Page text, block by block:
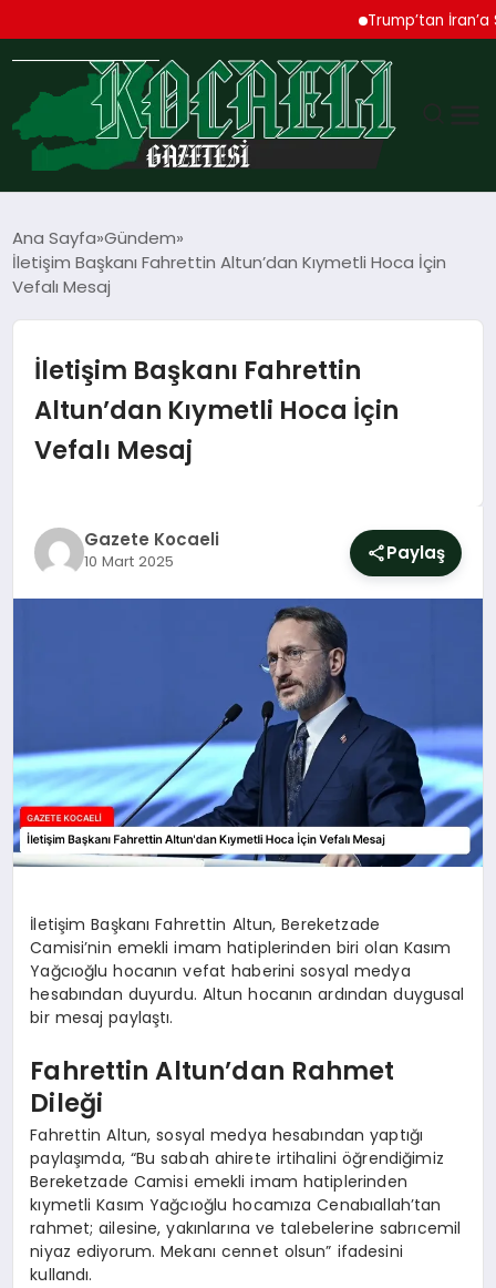
Trump’tan İran’a Sert
TEKNOLOJI
MAGAZIN
YAŞAM
Ana Sayfa Gündem
İletişim Başkanı Fahrettin Altun’dan Kıymetli Hoca İçin
Vefalı Mesaj
İletişim Başkanı Fahrettin
Altun’dan Kıymetli Hoca İçin
Vefalı Mesaj
Gazete Kocaeli
10 Mart 2025 Paylaş
İletişim Başkanı Fahrettin Altun, Bereketzade
Camisi’nin emekli imam hatiplerinden biri olan Kasım
Yağcıoğlu hocanın vefat haberini sosyal medya
hesabından duyurdu. Altun hocanın ardından duygusal
bir mesaj paylaştı.
Fahrettin Altun’dan Rahmet
Dileği
Fahrettin Altun, sosyal medya hesabından yaptığı
paylaşımda, “Bu sabah ahirete irtihalini öğrendiğimiz
Bereketzade Camisi emekli imam hatiplerinden
kıymetli Kasım Yağcıoğlu hocamıza Cenabıallah’tan
rahmet; ailesine, yakınlarına ve talebelerine sabrıcemil
niyaz ediyorum. Mekanı cennet olsun” ifadesini
kullandı.